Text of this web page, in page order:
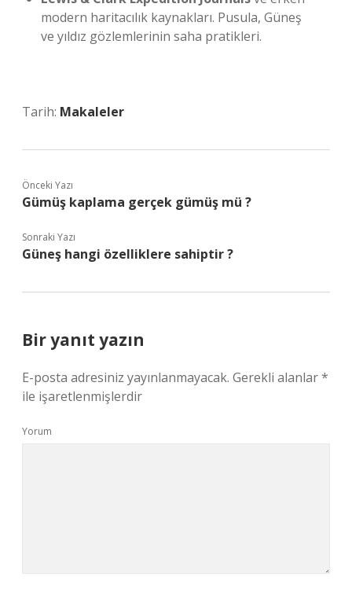
modern haritacılık kaynakları. Pusula, Güneş
ve yıldız gözlemlerinin saha pratikleri.
Tarih: Makaleler
Önceki Yazı
Gümüş kaplama gerçek gümüş mü ?
Sonraki Yazı
Güneş hangi özelliklere sahiptir ?
Bir yanıt yazın
E-posta adresiniz yayınlanmayacak. Gerekli alanlar*
ile işaretlenmişlerdir
Yorum